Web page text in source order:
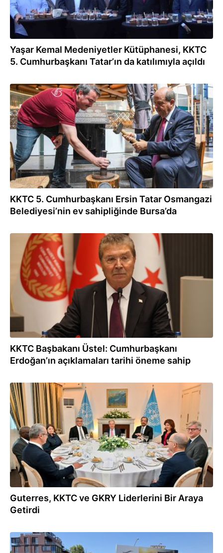
Yaşar Kemal Medeniyetler Kütüphanesi, KKTC
5. Cumhurbaşkanı Tatar’ın da katılımıyla açıldı
30.07.2026
KKTC 5. Cumhurbaşkanı Ersin Tatar Osmangazi
Belediyesi’nin ev sahipliğinde Bursa’da
30.07.2026
KKTC Başbakanı Üstel: Cumhurbaşkanı
Erdoğan’ın açıklamaları tarihi öneme sahip
28.07.2026
Guterres, KKTC ve GKRY Liderlerini Bir Araya
Getirdi
28.07.2026